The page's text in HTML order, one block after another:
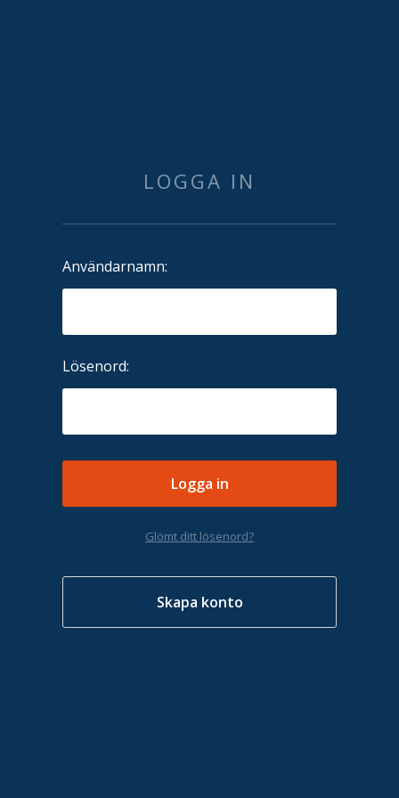
LOGGA IN
Användarnamn:
Lösenord:
Glömt ditt lösenord?
Skapa konto